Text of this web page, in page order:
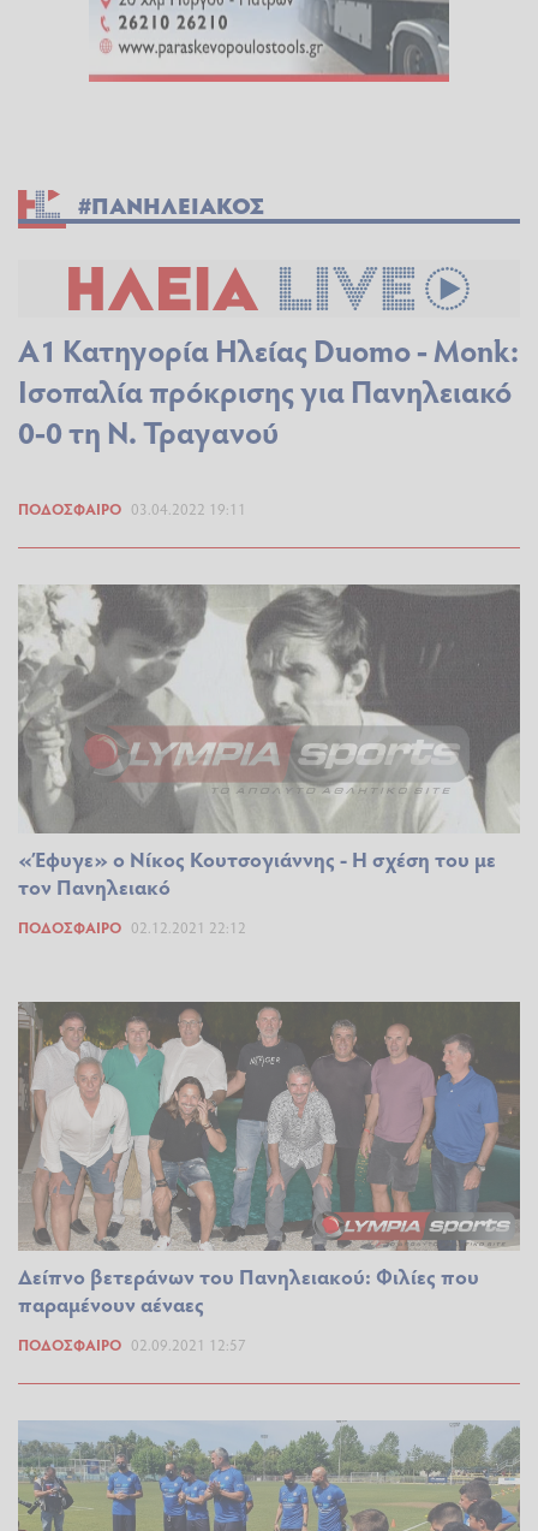
#ΠΑΝΗΛΕΙΑΚΟΣ
Α1 Κατηγορία Ηλείας Duomo - Monk:
Ισοπαλία πρόκρισης για Πανηλειακό
0-0 τη Ν. Τραγανού
ΠΟΔΌΣΦΑΙΡΟ 03.04.2022 19:11
«Έφυγε» ο Νίκος Κουτσογιάννης - Η σχέση του με
τον Πανηλειακό
ΠΟΔΌΣΦΑΙΡΟ 02.12.2021 22:12
Δείπνο βετεράνων του Πανηλειακού: Φιλίες που
παραμένουν αέναες
ΠΟΔΌΣΦΑΙΡΟ 02.09.2021 12:57